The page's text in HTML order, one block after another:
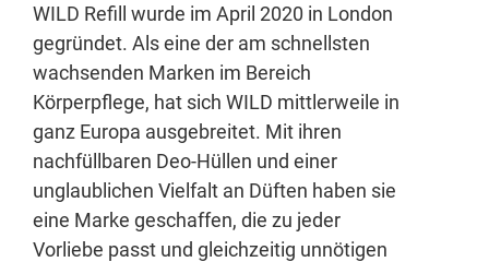
WILD Refill wurde im April 2020 in London
gegründet. Als eine der am schnellsten
wachsenden Marken im Bereich
Körperpflege, hat sich WILD mittlerweile in
ganz Europa ausgebreitet. Mit ihren
nachfüllbaren Deo-Hüllen und einer
unglaublichen Vielfalt an Düften haben sie
eine Marke geschaffen, die zu jeder
Vorliebe passt und gleichzeitig unnötigen